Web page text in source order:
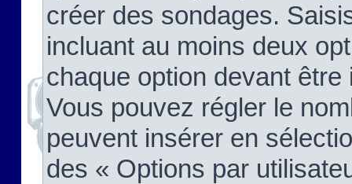
créer des sondages.
incluant au moins deux
chaque option devant
Vous pouvez régler le
peuvent insérer en
des « Options par